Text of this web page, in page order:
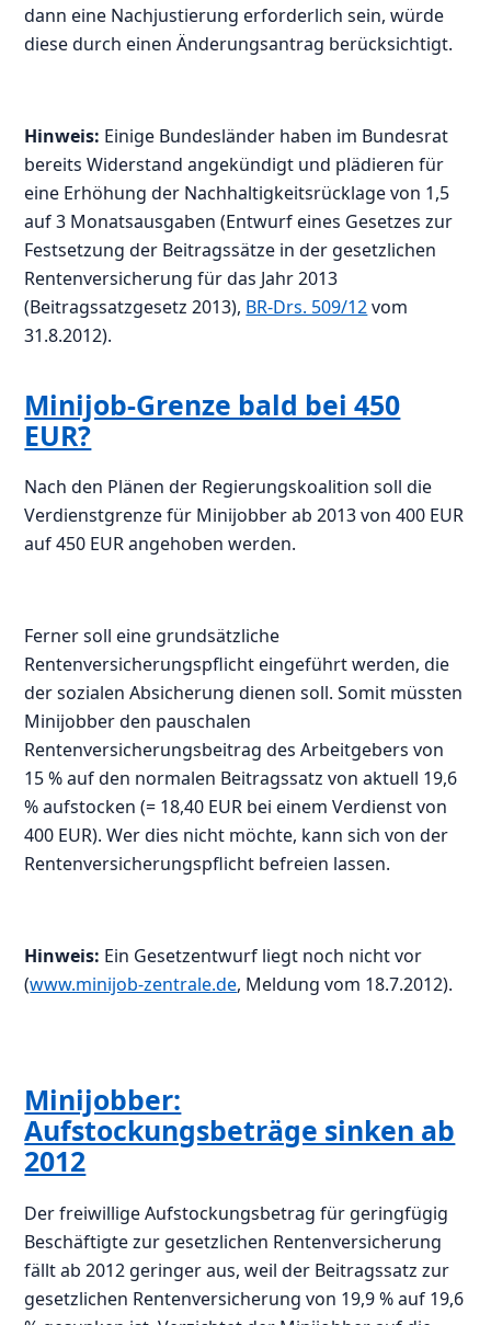
dann eine Nachjustierung erforderlich sein, würde
diese durch einen Änderungsantrag berücksichtigt.
Hinweis: Einige Bundesländer haben im Bundesrat
bereits Widerstand angekündigt und plädieren für
eine Erhöhung der Nachhaltigkeitsrücklage von 1,5
auf 3 Monatsausgaben (Entwurf eines Gesetzes zur
Festsetzung der Beitragssätze in der gesetzlichen
Rentenversicherung für das Jahr 2013
(Beitragssatzgesetz 2013), BR-Drs. 509/12vom
31.8.2012).
Minijob-Grenze bald bei 450
EUR?
Nach den Plänen der Regierungskoalition soll die
Verdienstgrenze für Minijobber ab 2013 von 400 EUR
auf 450 EUR angehoben werden.
Ferner soll eine grundsätzliche
Rentenversicherungspflicht eingeführt werden, die
der sozialen Absicherung dienen soll. Somit müssten
Minijobber den pauschalen
Rentenversicherungsbeitrag des Arbeitgebers von
15 % auf den normalen Beitragssatz von aktuell 19,6
% aufstocken (= 18,40 EUR bei einem Verdienst von
400 EUR). Wer dies nicht möchte, kann sich von der
Rentenversicherungspflicht befreien lassen.
Hinweis: Ein Gesetzentwurf liegt noch nicht vor
(www.minijob-zentrale.de, Meldung vom 18.7.2012).
Minijobber:
Aufstockungsbeträge sinken ab
2012
Der freiwillige Aufstockungsbetrag für geringfügig
Beschäftigte zur gesetzlichen Rentenversicherung
fällt ab 2012 geringer aus, weil der Beitragssatz zur
gesetzlichen Rentenversicherung von 19,9 % auf 19,6